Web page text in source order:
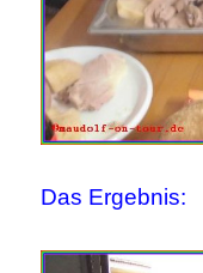
Das Ergebnis: